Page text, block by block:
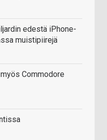
edestä iPhone-
muistipiirejä
Commodore